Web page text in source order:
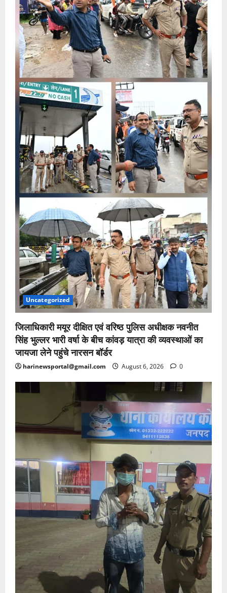
Uncategorized
जिलाधिकारी मयूर दीक्षित एवं वरिष्ठ पुलिस अधीक्षक नवनीत
सिंह भुल्लर भारी वर्षा के बीच कांवड़ यात्रा की व्यवस्थाओं का
जायजा लेने पहुंचे नारसन बॉर्डर
harinewsportal@gmail.com August 6, 2026 0